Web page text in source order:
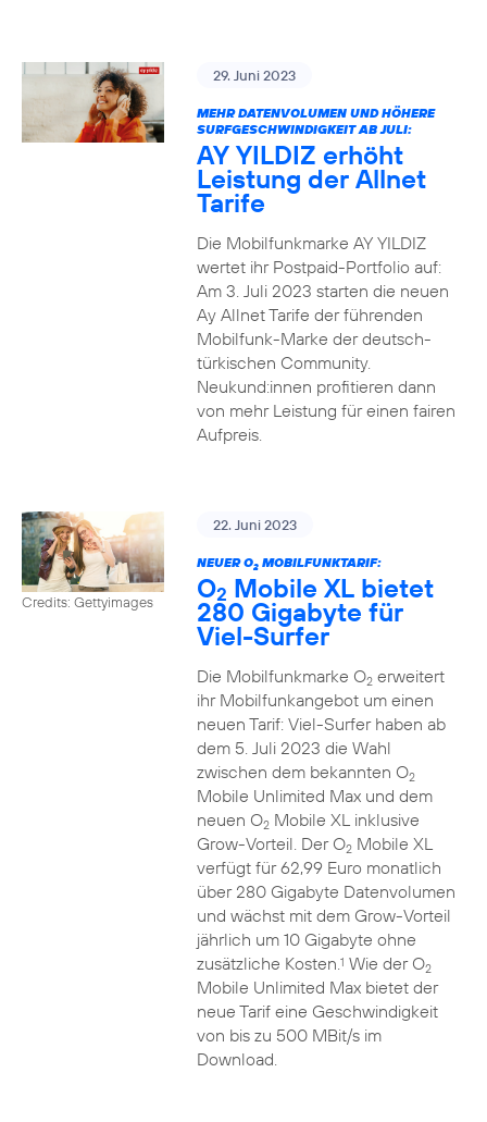
29. Juni 2023
MEHR DATENVOLUMEN UND HÖHERE
SURFGESCHWINDIGKEIT AB JULI:
AY YILDIZ erhöht
Leistung der Allnet
Tarife
Die Mobilfunkmarke AY YILDIZ
wertet ihr Postpaid-Portfolio auf:
Am 3. Juli 2023 starten die neuen
Ay Allnet Tarife der führenden
Mobilfunk-Marke der deutsch-
türkischen Community.
Neukund:innen profitieren dann
von mehr Leistung für einen fairen
Aufpreis.
Credits: Gettyimages
22. Juni 2023
NEUER O2MOBILFUNKTARIF:
O2 Mobile XL bietet
280 Gigabyte für
Viel-Surfer
Die Mobilfunkmarke O2erweitert
ihr Mobilfunkangebot um einen
neuen Tarif: Viel-Surfer haben ab
dem 5. Juli 2023 die Wahl
zwischen dem bekannten O2
Mobile Unlimited Max und dem
neuen O2Mobile XL inklusive
Grow-Vorteil. Der O2Mobile XL
verfügt für 62,99 Euro monatlich
über 280 Gigabyte Datenvolumen
und wächst mit dem Grow-Vorteil
jährlich um 10 Gigabyte ohne
zusätzliche Kosten.1 Wie der O2
Mobile Unlimited Max bietet der
neue Tarif eine Geschwindigkeit
von bis zu 500 MBit/s im
Download.